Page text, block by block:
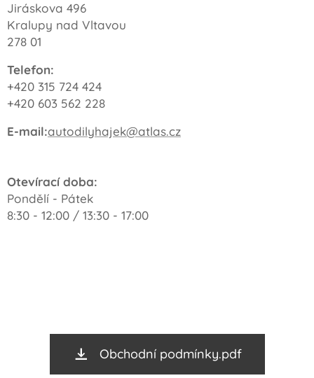
Jiráskova 496
Kralupy nad Vltavou
278 01
Telefon:
+420 315 724 424
+420 603 562 228
E-mail:autodilyhajek@atlas.cz
Otevírací doba:
Pondělí - Pátek
8:30 - 12:00 / 13:30 - 17:00
Obchodní podmínky.pdf